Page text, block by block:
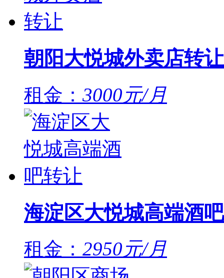
朝阳大悦城外卖店转让
租金： 3000元/月
海淀区大悦城高端酒
租金： 2950元/月